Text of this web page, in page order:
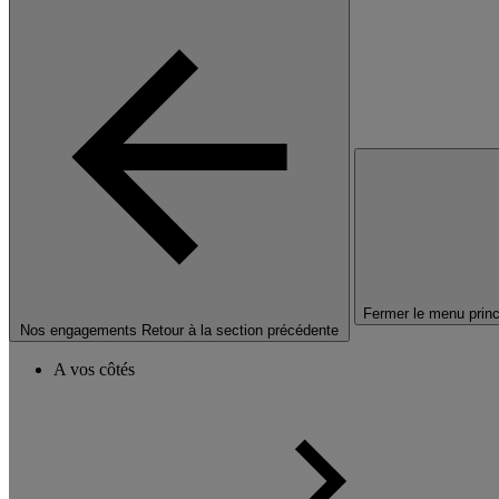
Nos engagements Retour à la section précédente
Fermer le menu
A vos côtés